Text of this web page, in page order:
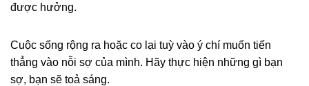
được hưởng.
Cuộc sống rộng ra hoặc co lại tuỳ vào ý chí muốn tiến
thẳng vào nỗi sợ của mình. Hãy thực hiện những gì bạn
sợ, bạn sẽ toả sáng.